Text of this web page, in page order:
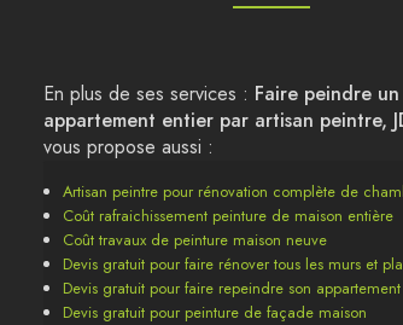
En plus de ses services : Faire peindre un
appartement entier par artisan peintre,
vous propose aussi :
Artisan peintre pour rénovation complète de
Coût rafraichissement peinture de maison entière
Coût travaux de peinture maison neuve
Devis gratuit pour faire rénover tous les murs et
Devis gratuit pour faire repeindre son
Devis gratuit pour peinture de façade maison